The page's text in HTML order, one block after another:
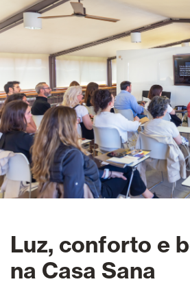
Luz, conforto e
na Casa Sana